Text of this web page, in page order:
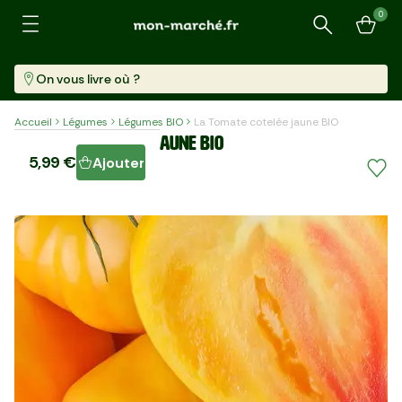
Recherche
0
On vous livre où ?
Accueil Légumes Légumes BIO La Tomate cotelée jaune BIO
La Tomate cotelée jaune BIO
5,99 € Ajouter